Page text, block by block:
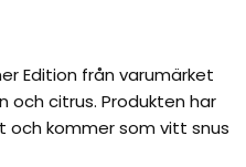
Edition från varumärket
och citrus. Produkten har
och kommer som vitt snus